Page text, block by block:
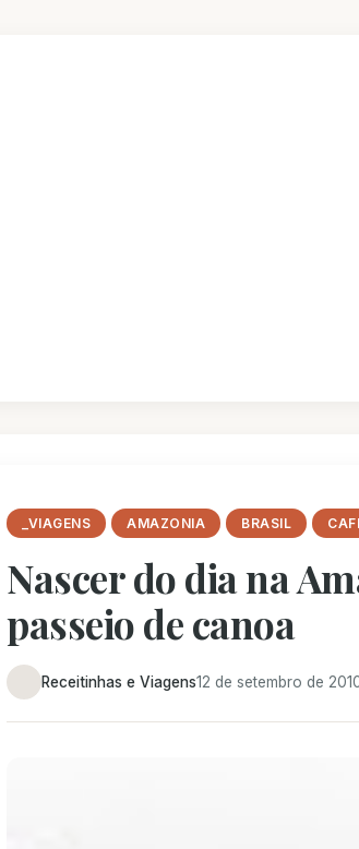
_VIAGENS AMAZONIA BRASIL
Nascer do dia na
passeio de canoa
Receitinhas e Viagens12 de setembro de